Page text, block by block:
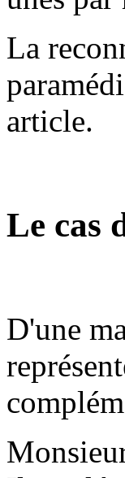
La
article.
Le cas
D'une